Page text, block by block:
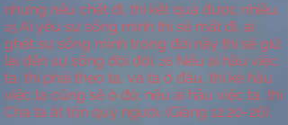
nhưng nếu chết đi, thì kết quả được nhiều.
25Ai yêu sự sống mình thì sẽ mất đi, ai
ghét sự sống mình trong đời nầy thì sẽ giữ
lại đến sự sống đời đời. 26 Nếu ai hầu việc
ta, thì phải theo ta, và ta ở đâu, thì kẻ hầu
việc ta cũng sẽ ở đó; nếu ai hầu việc ta, thì
Cha ta ắt tôn quý người. (Giăng 12:20-26).